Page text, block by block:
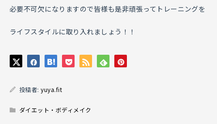
必要不可欠になりますので皆様も是非頑張ってトレーニングを
ライフスタイルに取り入れましょう！！
投稿者:yuya.fit
ダイエット・ボディメイク